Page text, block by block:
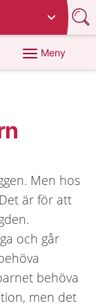
Meny
Men hos
är för att
och går
behöva
men det